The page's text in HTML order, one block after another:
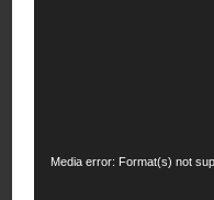
Video
Media error: Format(s) not